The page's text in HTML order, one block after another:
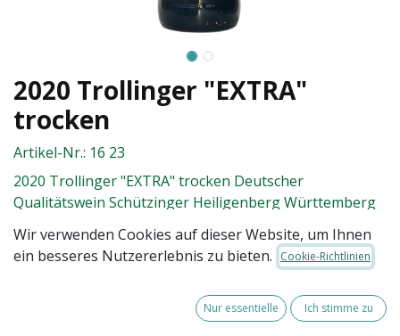
2020 Trollinger "EXTRA"
trocken
Artikel-Nr.: 16 23
2020 Trollinger "EXTRA" trocken Deutscher
Qualitätswein Schützinger Heiligenberg Württemberg
Wir verwenden Cookies auf dieser Website, um Ihnen
ein besseres Nutzererlebnis zu bieten.
Cookie-Richtlinien
Nur essentielle Ich stimme zu